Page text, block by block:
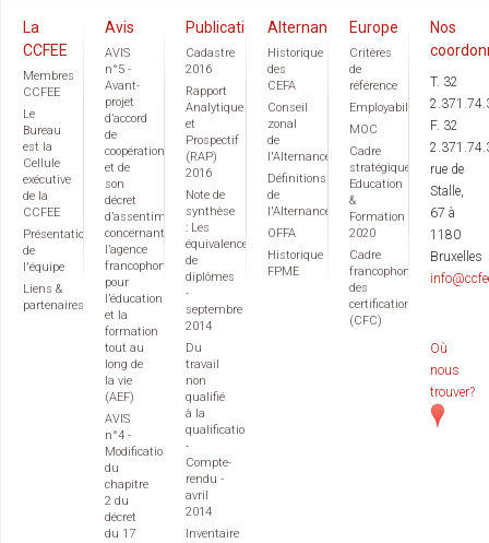
La
CCFEE
Membres
CCFEE
Le
Bureau
est la
Cellule
exécutive
de la
CCFEE
Présentation
de
l'équipe
Liens &
partenaires
Avis
AVIS
n°5 -
Avant-
projet
d’accord
de
coopération
et de
son
décret
d’assentiment
concernant
l’agence
francophone
pour
l’éducation
et la
formation
tout au
long de
la vie
(AEF)
AVIS
n°4 -
Modification
du
chapitre
2 du
décret
du 17
Publications
Cadastre
2016
Rapport
Analytique
et
Prospectif
(RAP)
2016
Note de
synthèse
: Les
équivalences
de
diplômes
-
septembre
2014
Du
travail
non
qualifié
à la
qualification
-
Compte-
rendu -
avril
2014
Inventaire
Alternance
Historique
des
CEFA
Conseil
zonal
de
l'Alternance
Définitions
de
l'Alternance
OFFA
Historique
FPME
Europe
Critères
de
référence
Employabilité
MOC
Cadre
stratégique
Education
&
Formation
2020
Cadre
francophone
des
certifications
(CFC)
Nos
T. 32
F. 32
rue de
Stalle,
67 à
1180
Bruxelles
Où
nous
trouver?